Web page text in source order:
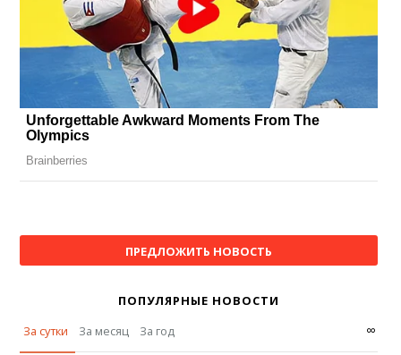
ПРЕДЛОЖИТЬ НОВОСТЬ
ПОПУЛЯРНЫЕ НОВОСТИ
За сутки
За месяц За год ∞